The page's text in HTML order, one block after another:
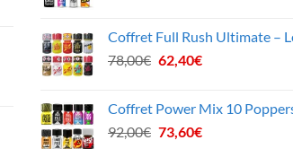
était :
107,63€.
est :
Coffret Full Rush Ultimate –
78,00€ Le
était :
78,00€.
62,40€Le
est :
62,40€.
Coffret Power Mix 10
92,00€ Le
73,60€Le